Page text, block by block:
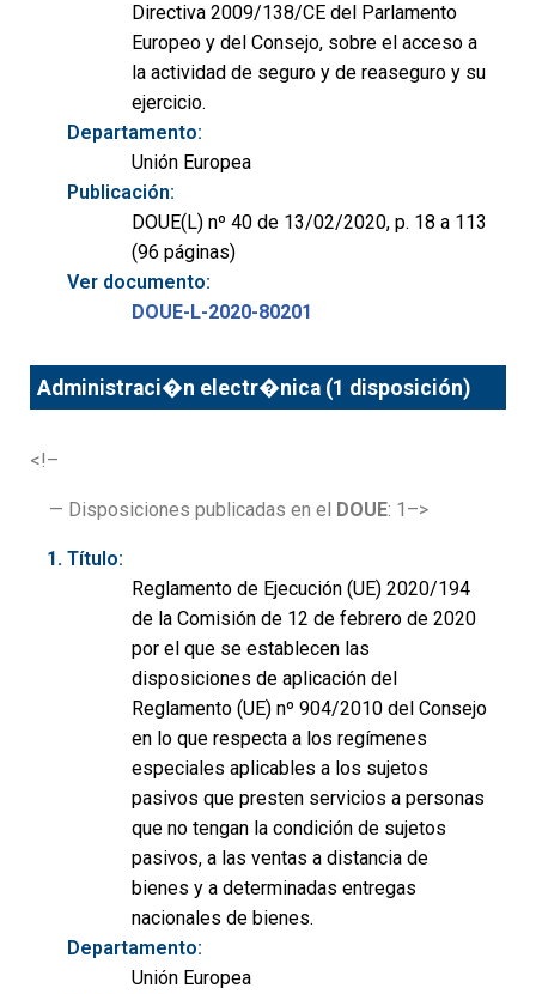
Directiva 2009/138/CE del Parlamento
Europeo y del Consejo, sobre el acceso a
la actividad de seguro y de reaseguro y su
ejercicio.
Departamento:
Unión Europea
Publicación:
DOUE(L) nº 40 de 13/02/2020, p. 18 a 113
(96 páginas)
Ver documento:
DOUE-L-2020-80201
Administraci�n electr�nica (1 disposición)
<!–
— Disposiciones publicadas en el DOUE: 1–>
Título:
Reglamento de Ejecución (UE) 2020/194
de la Comisión de 12 de febrero de 2020
por el que se establecen las
disposiciones de aplicación del
Reglamento (UE) nº 904/2010 del Consejo
en lo que respecta a los regímenes
especiales aplicables a los sujetos
pasivos que presten servicios a personas
que no tengan la condición de sujetos
pasivos, a las ventas a distancia de
bienes y a determinadas entregas
nacionales de bienes.
Departamento:
Unión Europea